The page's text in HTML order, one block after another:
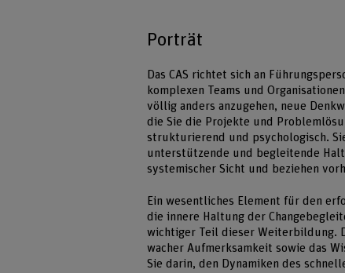
Porträt
Das CAS richtet sich an
komplexen Teams und
völlig anders anzugehen, neue
die Sie die Projekte und
strukturierend und psychologisch.
unterstützende und begleitende
systemischer Sicht und beziehen
Ein wesentliches Element für den
die innere Haltung der
wichtiger Teil dieser Weiterbildung.
wacher Aufmerksamkeit sowie das
Sie darin, den Dynamiken des